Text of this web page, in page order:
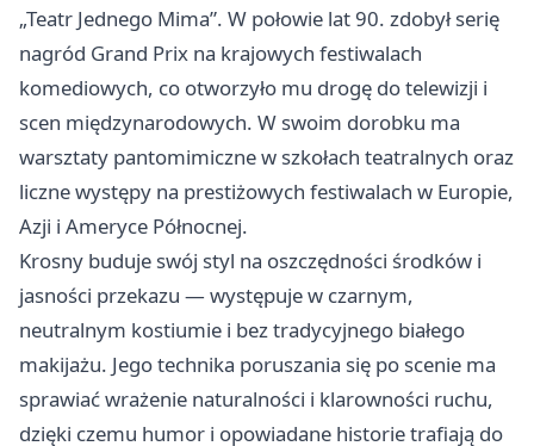
„Teatr Jednego Mima”. W połowie lat 90. zdobył serię
nagród Grand Prix na krajowych festiwalach
komediowych, co otworzyło mu drogę do telewizji i
scen międzynarodowych. W swoim dorobku ma
warsztaty pantomimiczne w szkołach teatralnych oraz
liczne występy na prestiżowych festiwalach w Europie,
Azji i Ameryce Północnej.
Krosny buduje swój styl na oszczędności środków i
jasności przekazu — występuje w czarnym,
neutralnym kostiumie i bez tradycyjnego białego
makijażu. Jego technika poruszania się po scenie ma
sprawiać wrażenie naturalności i klarowności ruchu,
dzięki czemu humor i opowiadane historie trafiają do